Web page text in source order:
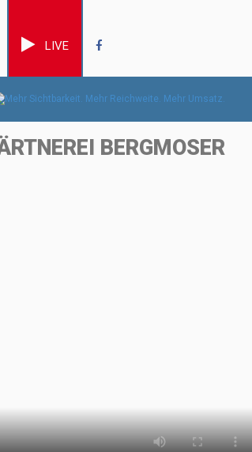
LIVE
BERGMOSER